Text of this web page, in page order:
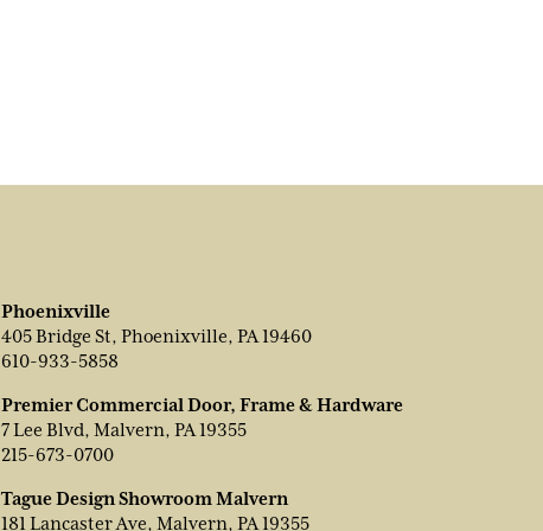
Phoenixville
405 Bridge St, Phoenixville, PA 19460
610-933-5858
Premier Commercial Door, Frame & Hardware
7 Lee Blvd, Malvern, PA 19355
215-673-0700
Tague Design Showroom Malvern
181 Lancaster Ave, Malvern, PA 19355